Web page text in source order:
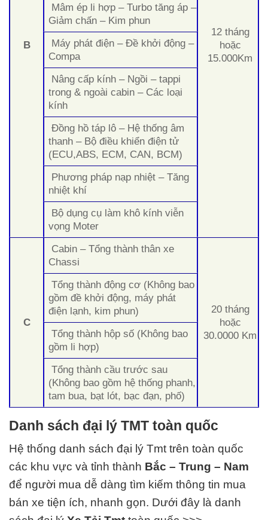
B
12 tháng
hoặc
15.000Km
Mâm ép li hợp – Turbo tăng áp –
Giảm chấn – Kim phun
Máy phát điện – Đề khởi động –
Compa
Nâng cấp kính – Ngồi – tappi
trong & ngoài cabin – Các loại
kính
Đồng hồ táp lô – Hệ thống âm
thanh – Bộ điều khiển điện tử
(ECU,ABS, ECM, CAN, BCM)
Phương pháp nạp nhiệt – Tăng
nhiệt khí
Bộ dụng cụ làm khô kính viễn
vọng Moter
C
Cabin – Tổng thành thân xe
Chassi
20 tháng
hoặc
30.0000 Km
Tổng thành động cơ (Không bao
gồm đề khởi động, máy phát
điện lạnh, kim phun)
Tổng thành hộp số (Không bao
gồm li hợp)
Tổng thành cầu trước sau
(Không bao gồm hệ thống phanh,
tam bua, bạt lót, bạc đạn, phố)
Danh sách đại lý TMT toàn quốc
Hệ thống danh sách đại lý Tmt trên toàn quốc
các khu vực và tỉnh thành Bắc – Trung – Nam
để người mua dễ dàng tìm kiếm thông tin mua
bán xe tiện ích, nhanh gọn. Dưới đây là danh